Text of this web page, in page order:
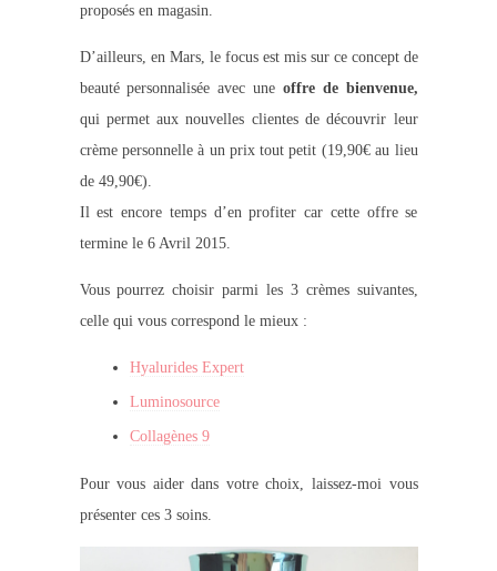
proposés en magasin.
D’ailleurs, en Mars, le focus est mis sur ce concept de
beauté personnalisée avec une offre de bienvenue,
qui permet aux nouvelles clientes de découvrir leur
crème personnelle à un prix tout petit (19,90€ au lieu
de 49,90€).
Il est encore temps d’en profiter car cette offre se
termine le 6 Avril 2015.
Vous pourrez choisir parmi les 3 crèmes suivantes,
celle qui vous correspond le mieux :
Hyalurides Expert
Luminosource
Collagènes 9
Pour vous aider dans votre choix, laissez-moi vous
présenter ces 3 soins.